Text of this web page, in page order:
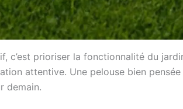
c’est prioriser la fonctionnalité du
attentive. Une pelouse bien
demain.